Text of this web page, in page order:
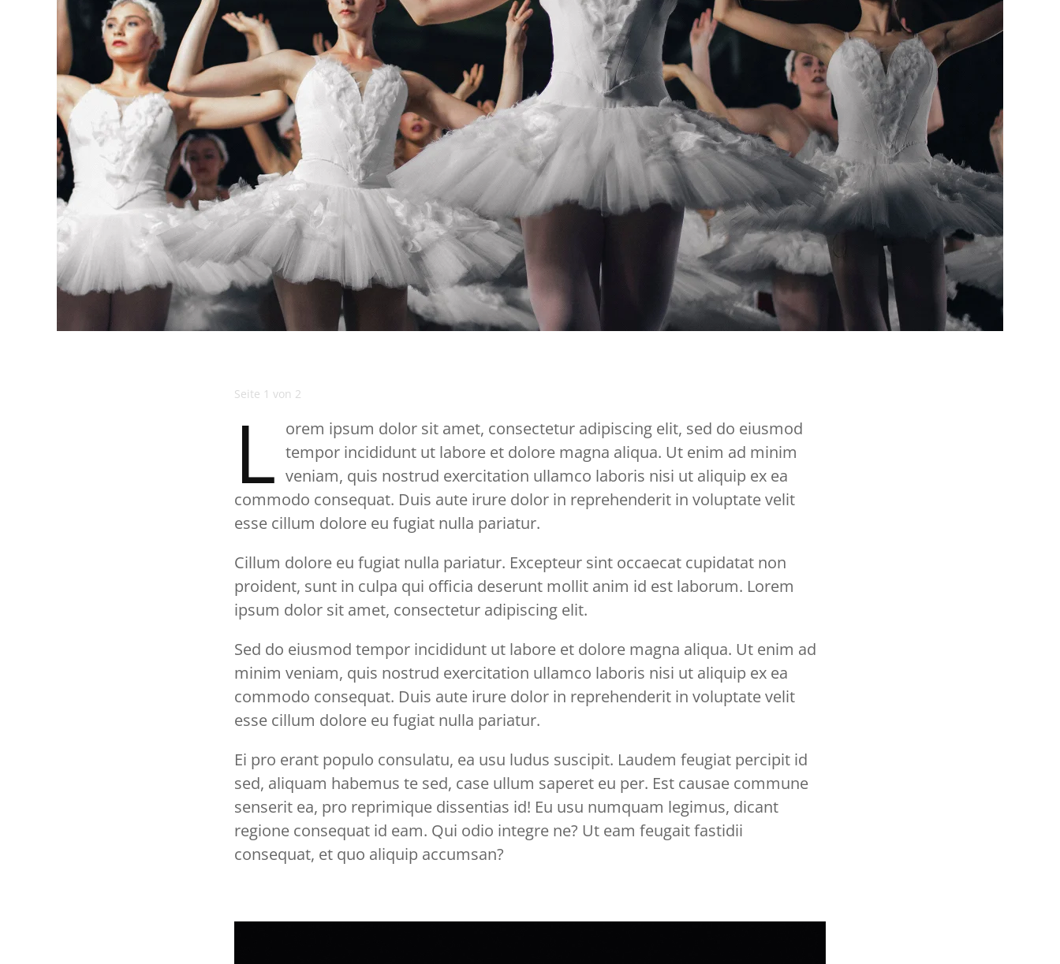
Seite 1 von 2
L orem ipsum dolor sit amet, consectetur adipiscing elit, sed do eiusmod
tempor incididunt ut labore et dolore magna aliqua. Ut enim ad minim
veniam, quis nostrud exercitation ullamco laboris nisi ut aliquip ex ea
commodo consequat. Duis aute irure dolor in reprehenderit in voluptate velit
esse cillum dolore eu fugiat nulla pariatur.
Cillum dolore eu fugiat nulla pariatur. Excepteur sint occaecat cupidatat non
proident, sunt in culpa qui officia deserunt mollit anim id est laborum. Lorem
ipsum dolor sit amet, consectetur adipiscing elit.
Sed do eiusmod tempor incididunt ut labore et dolore magna aliqua. Ut enim ad
minim veniam, quis nostrud exercitation ullamco laboris nisi ut aliquip ex ea
commodo consequat. Duis aute irure dolor in reprehenderit in voluptate velit
esse cillum dolore eu fugiat nulla pariatur.
Ei pro erant populo consulatu, ea usu ludus suscipit. Laudem feugiat percipit id
sed, aliquam habemus te sed, case ullum saperet eu per. Est causae commune
senserit ea, pro reprimique dissentias id! Eu usu numquam legimus, dicant
regione consequat id eam. Qui odio integre ne? Ut eam feugait fastidii
consequat, et quo aliquip accumsan?